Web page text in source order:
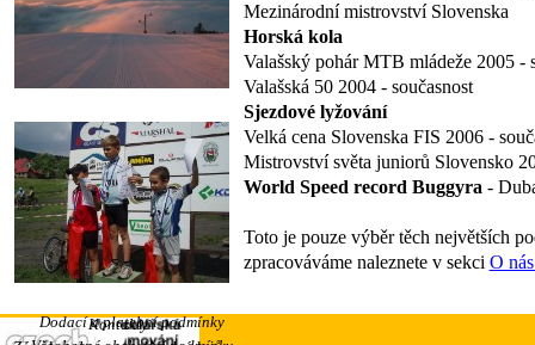
Mezinárodní mistrovství Slovenska
Horská kola
Valašský pohár MTB mládeže 2005 -
Valašská 50 2004 - současnost
Sjezdové lyžování
Velká cena Slovenska FIS 2006 -
Mistrovství světa juniorů Slovensko
World Speed record Buggyra-
Toto je pouze výběr těch největších
zpracováváme naleznete v sekci O
Kontakty
Dodací a platební podmínky